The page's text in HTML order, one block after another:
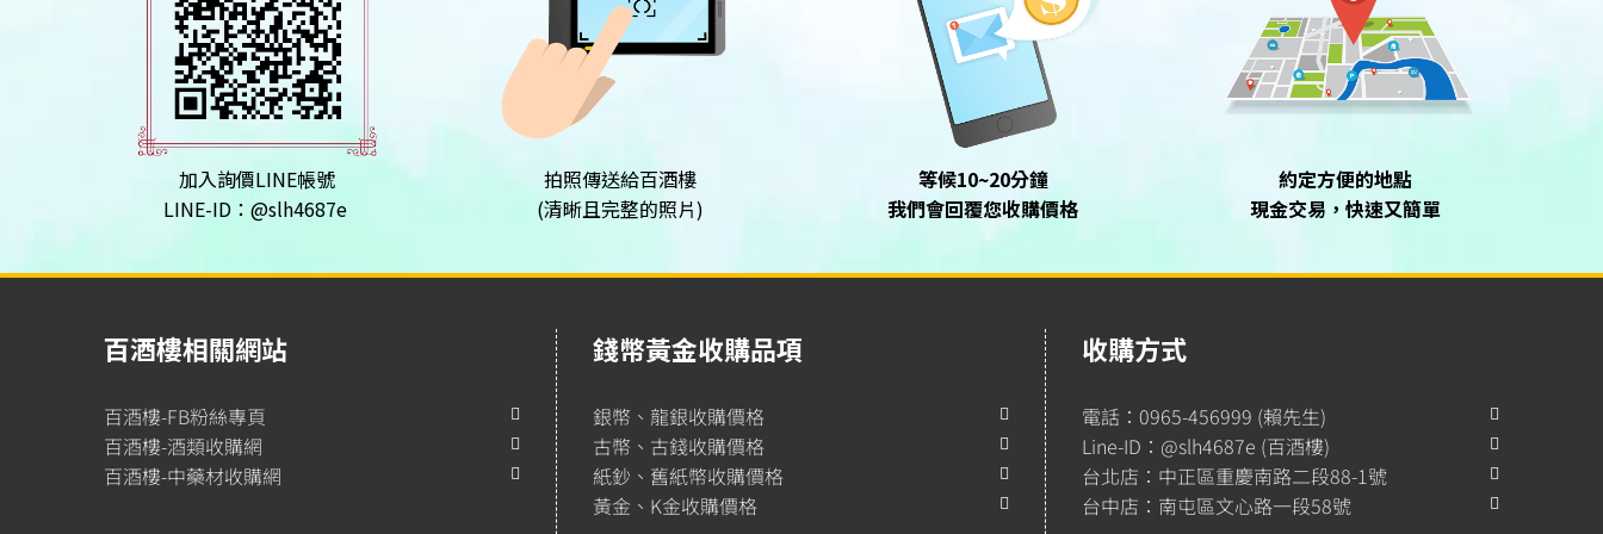
加入詢價LINE帳號
LINE-ID：@slh4687e
拍照傳送給百酒樓
(清晰且完整的照片)
等候10~20分鐘
我們會回覆您收購價格
約定方便的地點
現金交易，快速又簡單
百酒樓相關網站
百酒樓-FB粉絲專頁
百酒樓-酒類收購網
百酒樓-中藥材收購網
錢幣黃金收購品項
銀幣、龍銀收購價格
古幣、古錢收購價格
紙鈔、舊紙幣收購價格
黃金、K金收購價格
收購方式
電話：0965-456999 (賴先生)
Line-ID：@slh4687e (百酒樓)
台北店：中正區重慶南路二段88-1號
台中店：南屯區文心路一段58號